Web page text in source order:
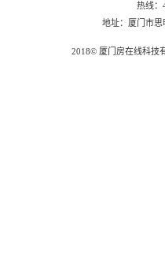
热线：
地址：厦门市
2018© 厦门房在线科技